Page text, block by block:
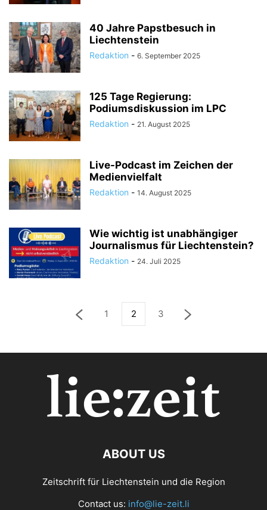
40 Jahre Papstbesuch in
Liechtenstein
Redaktion - 6. September 2025
125 Tage Regierung:
Podiumsdiskussion im LPC
Redaktion - 21. August 2025
Live-Podcast im Zeichen der
Medienvielfalt
Redaktion - 14. August 2025
Wie wichtig ist unabhängiger
Journalismus für Liechtenstein?
Redaktion - 24. Juli 2025
1 2 3
ABOUT US
Zeitschrift für Liechtenstein und die Region
Contact us: info@lie-zeit.li